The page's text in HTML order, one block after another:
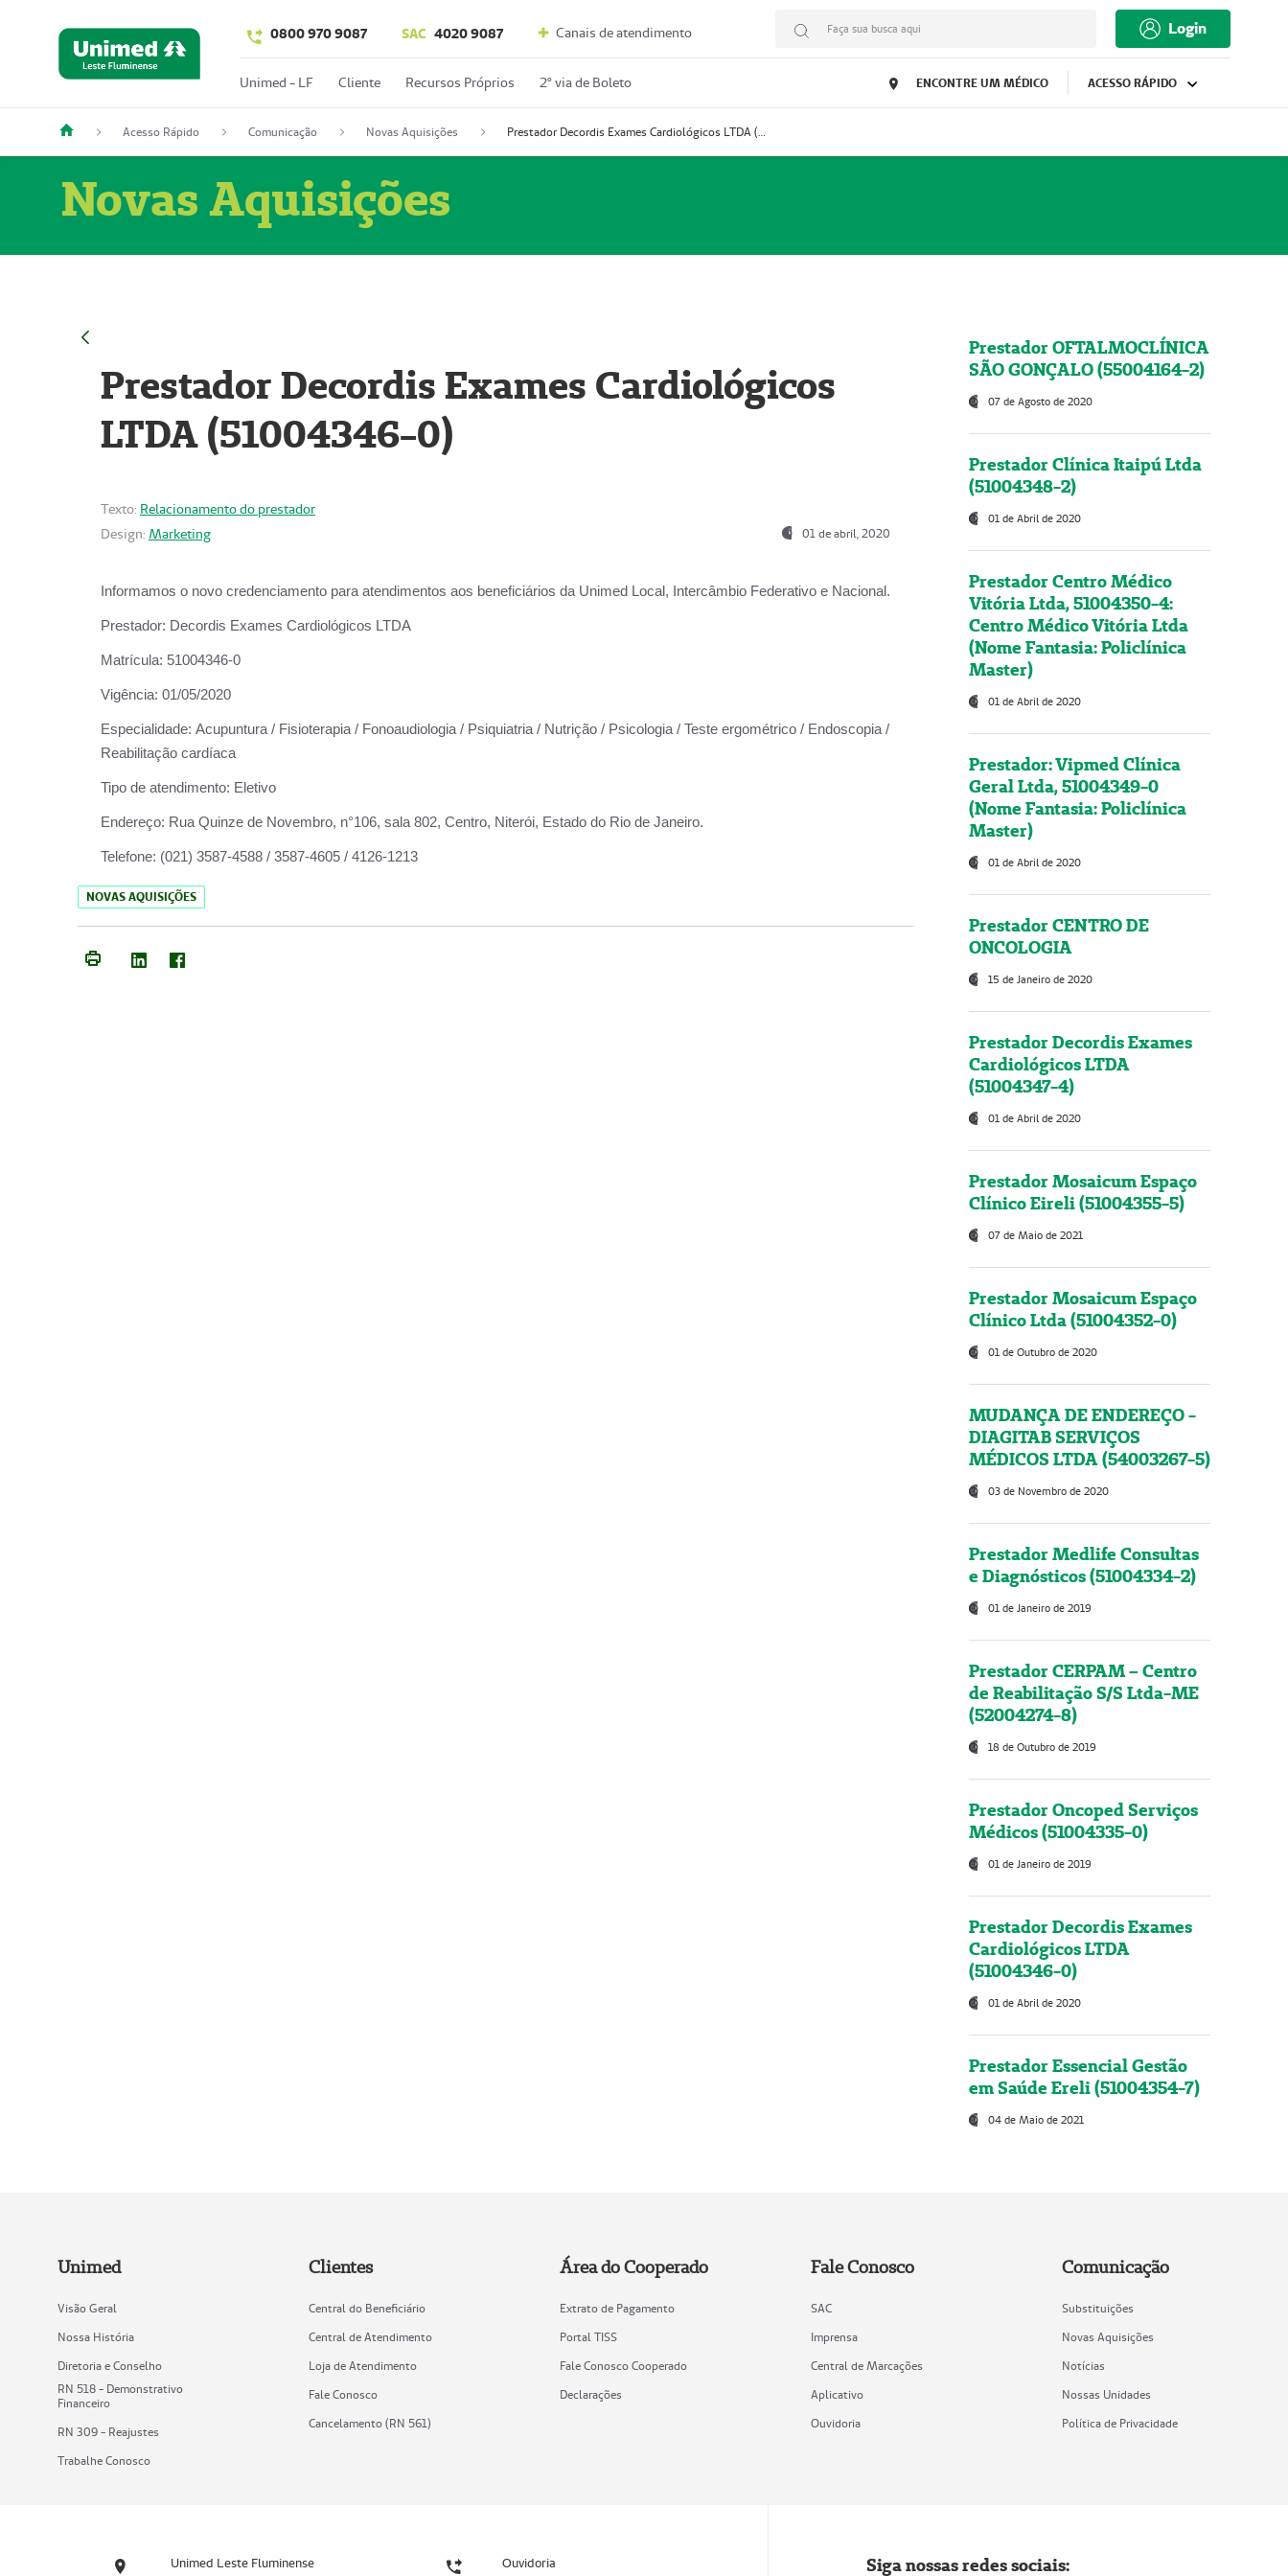
0800 970 9087 SAC 4020 9087 Canais de atendimento Faça sua busca aqui Login
Unimed - LF Cliente Recursos Próprios 2º via de Boleto ENCONTRE UM MÉDICO ACESSO RÁPIDO
Acesso Rápido Comunicação Novas Aquisições Prestador Decordis Exames Cardiológicos LTDA (51004346-0)
Novas Aquisições
Prestador Decordis Exames Cardiológicos
LTDA (51004346-0)
Texto: Relacionamento do prestador
Design: Marketing 01 de abril, 2020
Informamos o novo credenciamento para atendimentos aos beneficiários da Unimed Local, Intercâmbio Federativo e Nacional.
Prestador: Decordis Exames Cardiológicos LTDA
Matrícula: 51004346-0
Vigência: 01/05/2020
Especialidade: Acupuntura / Fisioterapia / Fonoaudiologia / Psiquiatria / Nutrição / Psicologia / Teste ergométrico / Endoscopia /
Reabilitação cardíaca
Tipo de atendimento: Eletivo
Endereço: Rua Quinze de Novembro, n°106, sala 802, Centro, Niterói, Estado do Rio de Janeiro.
Telefone: (021) 3587-4588 / 3587-4605 / 4126-1213
NOVAS AQUISIÇÕES
Prestador OFTALMOCLÍNICA
SÃO GONÇALO (55004164-2)
07 de Agosto de 2020
Prestador Clínica Itaipú Ltda
(51004348-2)
01 de Abril de 2020
Prestador Centro Médico
Vitória Ltda, 51004350-4:
Centro Médico Vitória Ltda
(Nome Fantasia: Policlínica
Master)
01 de Abril de 2020
Prestador: Vipmed Clínica
Geral Ltda, 51004349-0
(Nome Fantasia: Policlínica
Master)
01 de Abril de 2020
Prestador CENTRO DE
ONCOLOGIA
15 de Janeiro de 2020
Prestador Decordis Exames
Cardiológicos LTDA
(51004347-4)
01 de Abril de 2020
Prestador Mosaicum Espaço
Clínico Eireli (51004355-5)
07 de Maio de 2021
Prestador Mosaicum Espaço
Clínico Ltda (51004352-0)
01 de Outubro de 2020
MUDANÇA DE ENDEREÇO -
DIAGITAB SERVIÇOS
MÉDICOS LTDA (54003267-5)
03 de Novembro de 2020
Prestador Medlife Consultas
e Diagnósticos (51004334-2)
01 de Janeiro de 2019
Prestador CERPAM – Centro
de Reabilitação S/S Ltda-ME
(52004274-8)
18 de Outubro de 2019
Prestador Oncoped Serviços
Médicos (51004335-0)
01 de Janeiro de 2019
Prestador Decordis Exames
Cardiológicos LTDA
(51004346-0)
01 de Abril de 2020
Prestador Essencial Gestão
em Saúde Ereli (51004354-7)
04 de Maio de 2021
Unimed
Visão Geral
Nossa História
Diretoria e Conselho
RN 518 - Demonstrativo
Financeiro
RN 309 - Reajustes
Trabalhe Conosco
Clientes
Central do Beneficiário
Central de Atendimento
Loja de Atendimento
Fale Conosco
Cancelamento (RN 561)
Área do Cooperado
Extrato de Pagamento
Portal TISS
Fale Conosco Cooperado
Declarações
Fale Conosco
SAC
Imprensa
Central de Marcações
Aplicativo
Ouvidoria
Comunicação
Substituições
Novas Aquisições
Notícias
Nossas Unidades
Política de Privacidade
Unimed Leste Fluminense Ouvidoria Siga nossas redes sociais: